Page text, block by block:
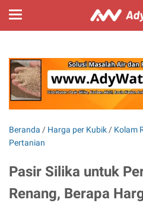
Beranda / Harga per Kubik / Kolam
Pertanian
Pasir Silika untuk
Renang, Berapa